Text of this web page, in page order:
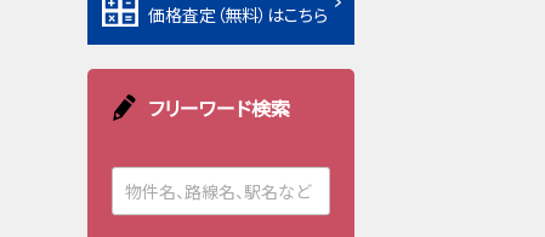
価格査定（無料）はこちら
フリーワード検索